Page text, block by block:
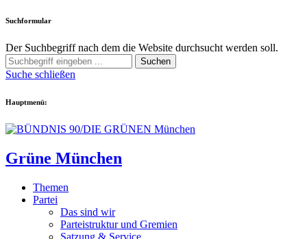
Suchformular
Der Suchbegriff nach dem die Website durchsucht werden soll.
Suchen
Suche schließen
Hauptmenü:
Grüne München
Themen
Partei
Das sind wir
Parteistruktur und Gremien
Satzung & Service